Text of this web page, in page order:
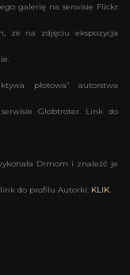
galerię na serwisie Flickr
ze na zdjęciu ekspozycja
płotowa” autorstwa
Globtroter. Link do
Drmom i znależć je
link do profilu Autorki: KLIK.